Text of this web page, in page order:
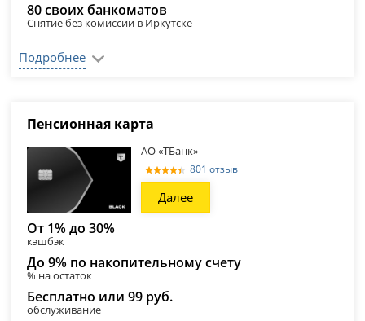
80 своих банкоматов
Снятие без комиссии в Иркутске
Подробнее
Пенсионная карта
АО «ТБанк»
801 отзыв
Далее
От 1% до 30%
кэшбэк
До 9% по накопительному счету
% на остаток
Бесплатно или 99 руб.
обслуживание